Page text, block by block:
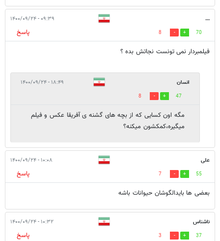
... ۰۹:۳۹ - ۱۴۰۰/۰۹/۲۴
70
8
پاسخ
فیلمبردار نمی تونست نجاتش بده ؟
انسان ۱۸:۴۹ - ۱۴۰۰/۰۹/۲۴
47
8
مگه اون کسایی که از بچه های گشنه ی آفریقا عکس و فیلم
میگیره،کمکشون میکنه؟
علی ۱۰:۰۸ - ۱۴۰۰/۰۹/۲۴
55
7
پاسخ
بعضی ها بایدالگوشان حیوانات باشه
ناشناس ۱۰:۳۲ - ۱۴۰۰/۰۹/۲۴
37
3
پاسخ